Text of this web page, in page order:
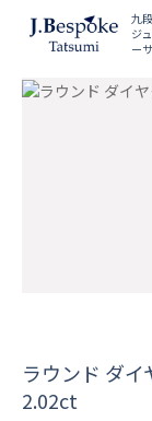
九
ジ
ー
ラウンド ダイ
2.02ct